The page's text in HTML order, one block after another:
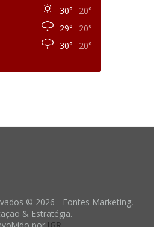
30°
20°
29°
20°
30° 20°
© 2026 - Fontes Marketing,
& Estratégia.